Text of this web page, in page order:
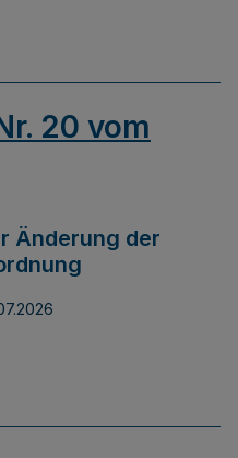
20 vom
Änderung der